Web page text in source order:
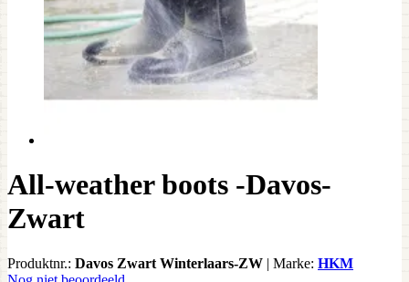
All-weather boots -Davos-
Zwart
Produktnr.: Davos Zwart Winterlaars-ZW | Marke: HKM